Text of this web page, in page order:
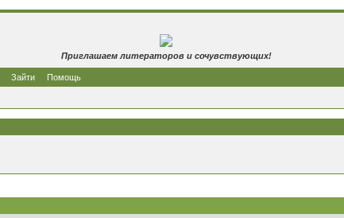
Приглашаем литераторов и сочувствующих!
Зайти Помощь